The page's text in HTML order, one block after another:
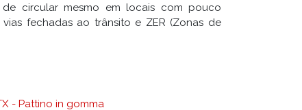
circular mesmo em locais com pouco
fechadas ao trânsito e ZER (Zonas de